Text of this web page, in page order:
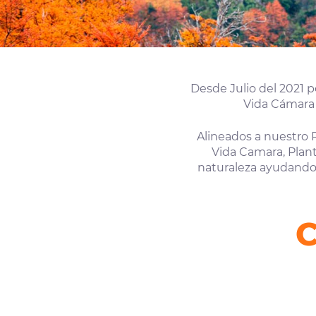
Desde Julio del 2021
Vida
Alineados a nuestro
Vida Camara,
naturaleza